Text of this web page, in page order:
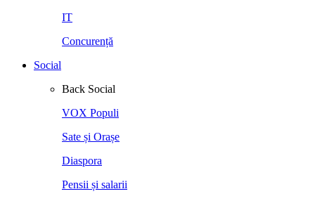
IT
Concurență
Social
Back Social
VOX Populi
Sate și Orașe
Diaspora
Pensii și salarii